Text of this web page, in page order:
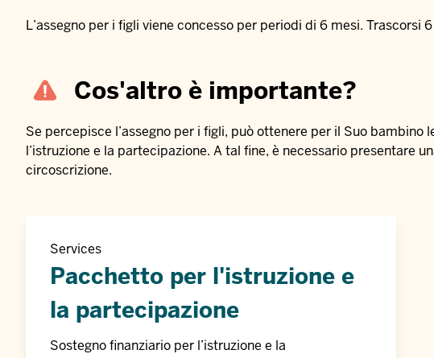
L’assegno per i figli viene concesso per periodi di 6 mesi. Trascorsi
Cos'altro è importante?
Se percepisce l’assegno per i figli, può ottenere per il Suo
l’istruzione e la partecipazione. A tal fine, è necessario presentare
circoscrizione.
Services
Pacchetto per l'istruzione e
la partecipazione
Sostegno finanziario per l’istruzione e la